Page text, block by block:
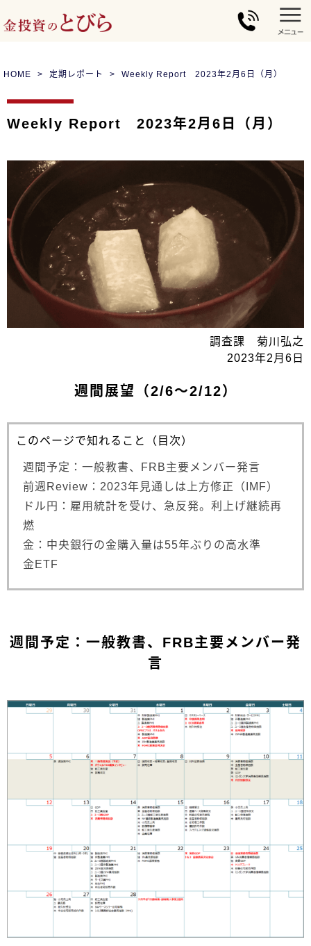
HOME 定期レポート Weekly Report 2023年2月6日（月）
Weekly Report 2023年2月6日（月）
調査課 菊川弘之
2023年2月6日
週間展望（2/6～2/12）
このページで知れること（目次）
週間予定：一般教書、FRB主要メンバー発言
前週Review：2023年見通しは上方修正（IMF）
ドル円：雇用統計を受け、急反発。利上げ継続再
燃
金：中央銀行の金購入量は55年ぶりの高水準
金ETF
週間予定：一般教書、FRB主要メンバー発
言